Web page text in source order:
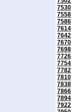
7530
7558
7586
7614
7642
7670
7698
7726
7754
7782
7810
7838
7866
7894
7922